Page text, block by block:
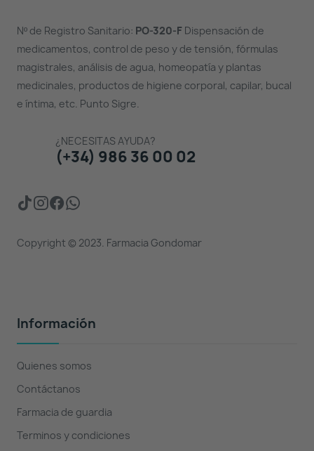
Nº de Registro Sanitario: PO-320-FDispensación de
medicamentos, control de peso y de tensión, fórmulas
magistrales, análisis de agua, homeopatía y plantas
medicinales, productos de higiene corporal, capilar, bucal
e íntima, etc. Punto Sigre.
¿NECESITAS AYUDA?
(+34) 986 36 00 02
Copyright © 2023. Farmacia Gondomar
Información
Quienes somos
Contáctanos
Farmacia de guardia
Terminos y condiciones